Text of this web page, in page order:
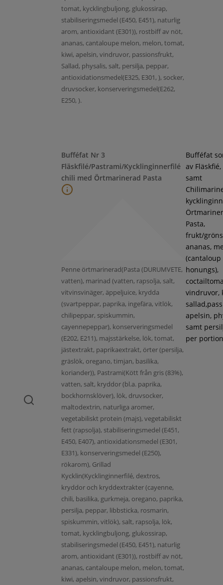
tomat, kycklingbuljong, glukossirap,
stabiliseringsmedel (E450, E451), naturlig
arom, antioxidant (E301)), rostbiff av nöt,
ananas, cantaloupe melon, melon, tomat,
kiwi, apelsin, vindruvor, passionsfrukt,
Sallad, physalis, salt, persilja, peppar,
antioxidationsmedel(E325, E301, ), socker,
druvsocker, konserveringsmedel(E262,
E250, ).
Bufféfat Nr 3
Fläskfilé/Pastrami/Kycklinginnerfilé
chili med Örtmarinerad Pasta
Penne örtmarinerad(Pasta (DURUMVETE,
vatten), marinad (vatten, rapsolja, salt,
vitvinsvinäger, äppeljuice, krydda
(svartpeppar, paprika, ingefära, vitlök,
chilipeppar, spiskummin,
cayennepeppar), konserveringsmedel
(E202, E211), majsstärkelse, lök, tomat,
jästextrakt, paprikaextrakt, örter (persilja,
gräslök, oregano, timjan, basilika,
koriander)), Pastrami(Kött från gris (83%),
vatten, salt, kryddor (bl.a. paprika,
bockhornsklöver), lök, druvsocker,
maltodextrin, naturliga aromer,
vegetabiliskt protein (majs), vegetabiliskt
fett (rapsolja), stabiliseringsmedel (E451,
E450, E407), antioxidationsmedel (E301,
E331), konserveringsmedel (E250),
rökarom), Grillad
Kycklin(Kycklinginnerfilé, dextros,
kryddor och kryddextrakter (cayenne,
chili, basilika, gurkmeja, oregano, paprika,
persilja, peppar, libbsticka, rosmarin,
spiskummin, vitlök), salt, rapsolja, lök,
tomat, kycklingbuljong, glukossirap,
stabiliseringsmedel (E450, E451), naturlig
arom, antioxidant (E301)), rostbiff av nöt,
ananas, cantaloupe melon, melon, tomat,
kiwi, apelsin, vindruvor, passionsfrukt,
Bufféfat
av
samt
Pasta,
frukt/
ananas,
(cantaloup
honungs),
vindruvor,
apelsin,
samt
per